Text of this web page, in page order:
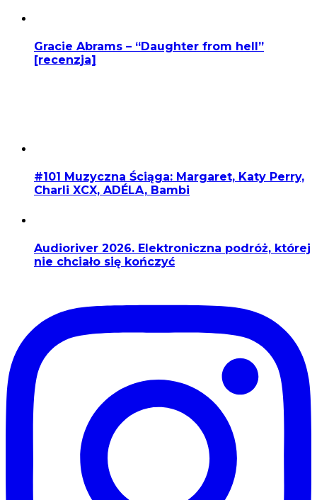
Gracie Abrams – “Daughter from hell”
[recenzja]
#101 Muzyczna Ściąga: Margaret, Katy Perry,
Charli XCX, ADÉLA, Bambi
Audioriver 2026. Elektroniczna podróż, której
nie chciało się kończyć